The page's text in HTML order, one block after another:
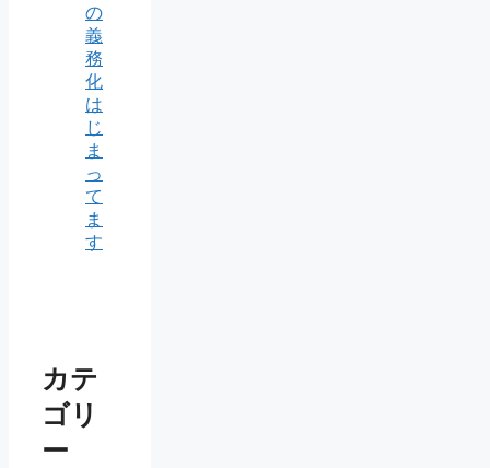
の
義
務
化
は
じ
ま
っ
て
ま
す
カテ
ゴリ
ー